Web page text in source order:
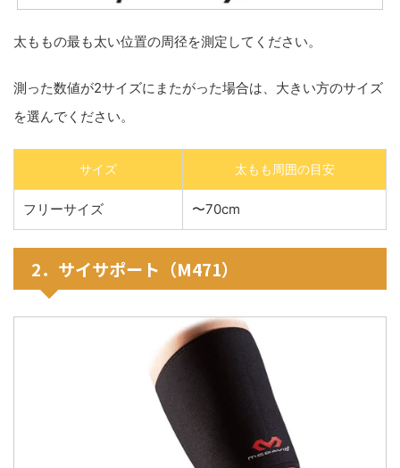
太ももの最も太い位置の周径を測定してください。
測った数値が2サイズにまたがった場合は、大きい方のサイズ
を選んでください。
サイズ 太もも周囲の目安
フリーサイズ 〜70cm
2．サイサポート（M471）